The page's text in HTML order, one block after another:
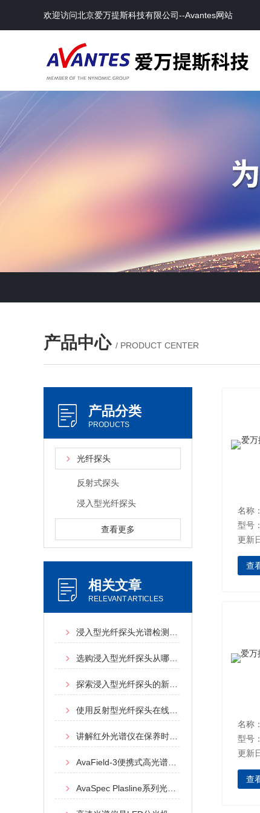
欢迎访问北京爱万提斯科技有限公司--Avantes网站
产品中心 / PRODUCT CENTER
产品分类
PRODUCTS
光纤探头
反射式探头
浸入型光纤探头
查看更多
相关文章
RELEVANT ARTICLES
名称
型号
更新
查
型号
更新
查